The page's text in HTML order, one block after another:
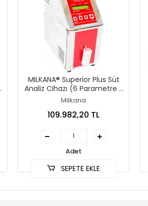
MILKANA® Superior Plus Süt
Analiz Cihazı (6 Parametre /
90 Saniye) Yazıcısız
Milkana
109.982,20 TL
Adet
SEPETE EKLE